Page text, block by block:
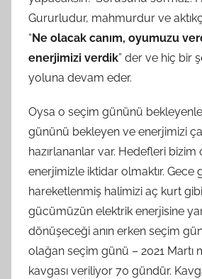
Gururludur, mahmurdur ve
“Ne olacak canım, oyumuzu
enerjimizi verdik” der ve hiç bir
yoluna devam eder.
Oysa o seçim gününü bekleyenler,
gününü bekleyen ve enerjimizi
hazırlananlar var. Hedefleri
enerjimizle iktidar olmaktır.
hareketlenmiş halimizi aç kurt
gücümüzün elektrik enerjisine
dönüşeceği anın erken seçim
olağan seçim günü – 2021 Martı
kavgası veriliyor 70 gündür.